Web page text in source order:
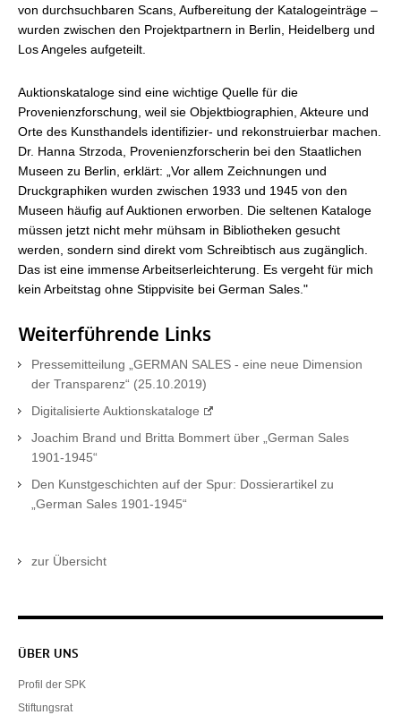
von durchsuchbaren Scans, Aufbereitung der Katalogeinträge –
wurden zwischen den Projektpartnern in Berlin, Heidelberg und
Los Angeles aufgeteilt.
Auktionskataloge sind eine wichtige Quelle für die
Provenienzforschung, weil sie Objektbiographien, Akteure und
Orte des Kunsthandels identifizier- und rekonstruierbar machen.
Dr. Hanna Strzoda, Provenienzforscherin bei den Staatlichen
Museen zu Berlin, erklärt: „Vor allem Zeichnungen und
Druckgraphiken wurden zwischen 1933 und 1945 von den
Museen häufig auf Auktionen erworben. Die seltenen Kataloge
müssen jetzt nicht mehr mühsam in Bibliotheken gesucht
werden, sondern sind direkt vom Schreibtisch aus zugänglich.
Das ist eine immense Arbeitserleichterung. Es vergeht für mich
kein Arbeitstag ohne Stippvisite bei German Sales."
Weiterführende Links
Pressemitteilung „GERMAN SALES - eine neue Dimension
der Transparenz“ (25.10.2019)
Digitalisierte Auktionskataloge
Joachim Brand und Britta Bommert über „German Sales
1901-1945“
Den Kunstgeschichten auf der Spur: Dossierartikel zu
„German Sales 1901-1945“
zur Übersicht
Servicenavigation
ÜBER UNS
Profil der SPK
Stiftungsrat